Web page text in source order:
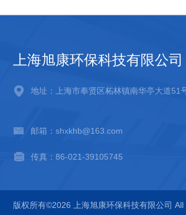
上海旭康环保科技有限公司
地址：上海市奉贤区柘林镇南华亭大道51
邮箱：shxkhb@163.com
传真：86-021-39105745
版权所有©2026 上海旭康环保科技有限公司